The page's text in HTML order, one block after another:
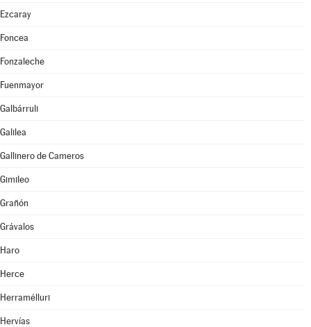
Ezcaray
Foncea
Fonzaleche
Fuenmayor
Galbárruli
Galilea
Gallinero de Cameros
Gimileo
Grañón
Grávalos
Haro
Herce
Herramélluri
Hervías